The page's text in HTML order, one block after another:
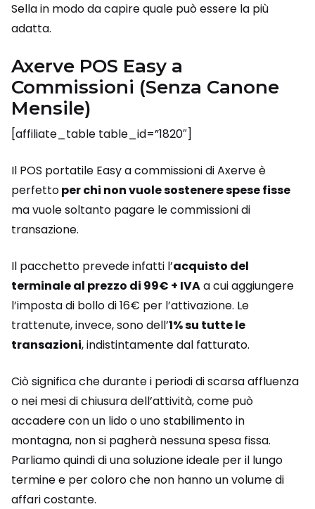
Sella in modo da capire quale può essere la più
adatta.
Axerve POS Easy a
Commissioni (Senza Canone
Mensile)
[affiliate_table table_id=”1820″]
Il POS portatile Easy a commissioni di Axerve è
perfettoper chi non vuole sostenere spese fisse
ma vuole soltanto pagare le commissioni di
transazione.
Il pacchetto prevede infatti l’acquisto del
terminale al prezzo di 99€ + IVAa cui aggiungere
l’imposta di bollo di 16€ per l’attivazione. Le
trattenute, invece, sono dell’1% su tutte le
transazioni, indistintamente dal fatturato.
Ciò significa che durante i periodi di scarsa affluenza
o nei mesi di chiusura dell’attività, come può
accadere con un lido o uno stabilimento in
montagna, non si pagherà nessuna spesa fissa.
Parliamo quindi di una soluzione ideale per il lungo
termine e per coloro che non hanno un volume di
affari costante.